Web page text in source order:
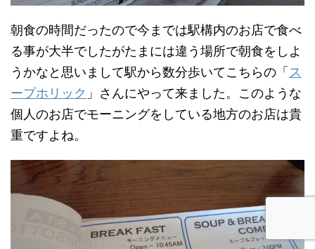
朝食の時間だったので今までは駅構内のお店で食べ
る事が大半でしたがたまには違う場所で朝食をしよ
うかなと思いまして駅から数分歩いてこちらの「ス
ープホリック 」さんにやって来ました。このような
個人のお店でモーニングをしている地方のお店は貴
重ですよね。